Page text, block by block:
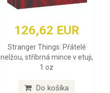
126,62 EUR
Stranger Things: Přátelé
nelžou, stříbrná mince v etuji,
1 oz
Do košíka